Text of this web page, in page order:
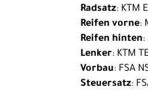
Radsatz: KTM
Reifen vorne:
Reifen hinten:
Lenker: KTM
Vorbau: FSA
Steuersatz: